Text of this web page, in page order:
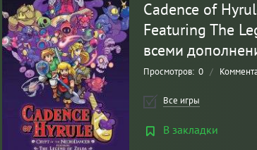
Cadence of
Featuring The
всеми
Просмотров: 0 /
Все игры
В закладки